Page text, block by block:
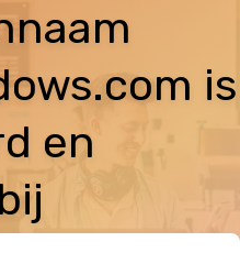
is
en